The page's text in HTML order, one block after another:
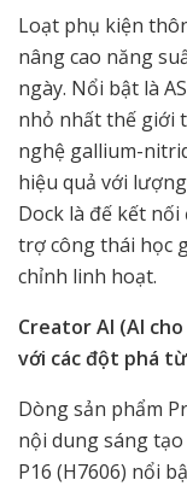
Loạt phụ kiện
nâng cao năng
ngày. Nổi bật là
nhỏ nhất thế giới
nghệ gallium-
hiệu quả với
Dock là đế kết
trợ công thái học
chỉnh linh hoạt.
Creator AI (AI
với các đột phá
Dòng sản phẩm
nội dung sáng
P16 (H7606) nổi